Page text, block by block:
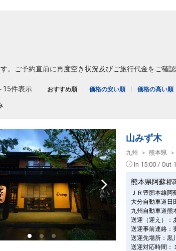
ご予約直前に再度空き状況及びご旅行代金をご確認
15件表示 おすすめ順 価格の安い順 価格の高い順
山みず木
九州 熊本県
In 15:00 / Out
熊本県阿蘇郡
ＪＲ豊肥本線
大分自動車道日
九州自動車道熊
送迎（迎え）：
送迎事前連絡：
送迎先場所：黒
送迎対応時間：